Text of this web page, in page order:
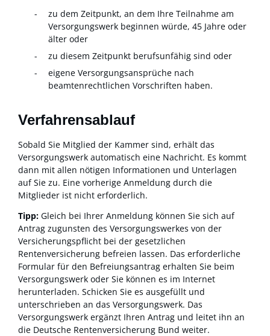
zu dem Zeitpunkt, an dem Ihre Teilnahme am
Versorgungswerk beginnen würde, 45 Jahre oder
älter oder
zu diesem Zeitpunkt berufsunfähig sind oder
eigene Versorgungsansprüche nach
beamtenrechtlichen Vorschriften haben.
Verfahrensablauf
Sobald Sie Mitglied der Kammer sind, erhält das
Versorgungswerk automatisch eine Nachricht. Es kommt
dann mit allen nötigen Informationen und Unterlagen
auf Sie zu. Eine vorherige Anmeldung durch die
Mitglieder ist nicht erforderlich.
Tipp: Gleich bei Ihrer Anmeldung können Sie sich auf
Antrag zugunsten des Versorgungswerkes von der
Versicherungspflicht bei der gesetzlichen
Rentenversicherung befreien lassen. Das erforderliche
Formular für den Befreiungsantrag erhalten Sie beim
Versorgungswerk oder Sie können es im Internet
herunterladen. Schicken Sie es ausgefüllt und
unterschrieben an das Versorgungswerk. Das
Versorgungswerk ergänzt Ihren Antrag und leitet ihn an
die Deutsche Rentenversicherung Bund weiter.